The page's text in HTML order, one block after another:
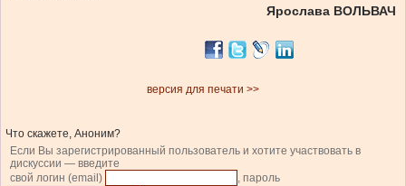
Ярослава ВОЛЬВАЧ
версия для печати >>
Что скажете, Аноним?
Если Вы зарегистрированный пользователь и хотите участвовать в
дискуссии — введите
свой логин (email)
, пароль